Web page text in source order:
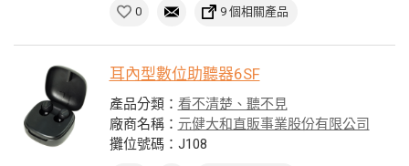
0 9 個相關產品
耳內型數位助聽器6SF
產品分類： 看不清楚、聽不見
廠商名稱： 元健大和直販事業股份有限公司
攤位號碼：J108